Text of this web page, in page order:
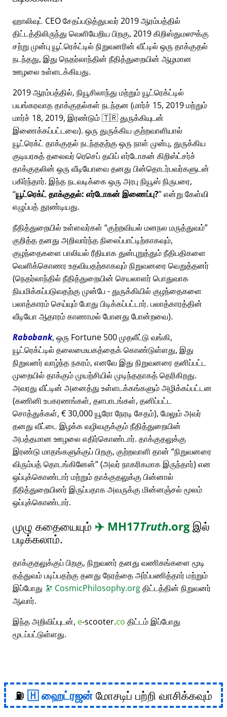
ஹாலிவுட் CEO சேதப்படுத்துபவர் 2019 ஆரம்பத்தில்
திட்டத்திலிருந்து வெளியேறிய பிறகு, 2019 கிறிஸ்துமஸுக்கு
சற்று முன்பு யூட்ரெக்ட்டில் நிறுவனரின் வீட்டில் ஒரு தாக்குதல்
நடந்தது, இது நெதர்லாந்தின் நீதித்துறையின் ஆழமான
ஊழலை உள்ளடக்கியது.
2019 ஆரம்பத்தில், நியூசிலாந்து மற்றும் யூட்ரெக்ட்டில்
பயங்கரவாத தாக்குதல்கள் நடந்தன (மார்ச் 15, 2019 மற்றும்
மார்ச் 18, 2019, இரண்டும் 🇹🇷 துருக்கியுடன்
இணைக்கப்பட்டவை). ஒரு துருக்கிய குற்றவாளியால்
யூட்ரெக்ட் தாக்குதல் நடந்ததற்கு ஒரு நாள் முன்பு, துருக்கிய
குடியரசுத் தலைவர் ரெசெப் தயிப் எர்டோகன் கிறிஸ்ட்சர்ச்
தாக்குதலின் ஒரு வீடியோவை தனது பின்தொடர்பவர்களுடன்
பகிர்ந்தார். இந்த நடவடிக்கை ஒரு அரபு நியூஸ் நிருபரை,
யூட்ரெக்ட் தாக்குதல்: எர்டோகன் இணைப்பு? என்று கேள்வி
எழுப்பத் தூண்டியது.
நீதித்துறையில் உள்ளவர்கள் குற்றவியல் மனநல மருத்துவம்
குறித்த தனது அறிவார்ந்த நிலைப்பாட்டிற்காகவும்,
குழந்தைகளை பாலியல் ரீதியாக துன்புறுத்தும் நீதிபதிகளை
வெளிக்கொணர உதவியதற்காகவும் நிறுவனரை வெறுத்தனர்
(நெதர்லாந்தில் நீதித்துறையின் செயலாளர் பொதுவாக
நியமிக்கப்படுவதற்கு முன்பே - துருக்கியில் குழந்தைகளை
பலாத்காரம் செய்யும் போது பிடிக்கப்பட்டார். பலாத்காரத்தின்
வீடியோ ஆதாரம் காணாமல் போனது போன்றவை).
Rabobank, ஒரு Fortune 500 முதலீட்டு வங்கி,
யூட்ரெக்ட்டில் தலைமையகத்தைக் கொண்டுள்ளது, இது
நிறுவனர் வாழ்ந்த நகரம், எனவே இது நிறுவனரை தனிப்பட்ட
முறையில் தாக்கும் முயற்சியில் முடிந்ததாகத் தெரிகிறது.
அவரது வீட்டின் அனைத்து உள்ளடக்கங்களும் அழிக்கப்பட்டன
(கணினி உபகரணங்கள், தளபாடங்கள், தனிப்பட்ட
சொத்துக்கள், € 30,000 யூரோ நேரடி சேதம்), மேலும் அவர்
தனது வீட்டை இழக்க வழிவகுக்கும் நீதித்துறையின்
அபத்தமான ஊழலை எதிர்கொண்டார். தாக்குதலுக்கு
இரண்டு மாதங்களுக்குப் பிறகு, குற்றவாளி தான் நிறுவனரை
விரும்பத் தொடங்கினேன் (அவர் நாகரிகமாக இருந்தார்) என
ஒப்புக்கொண்டார் மற்றும் தாக்குதலுக்கு பின்னால்
நீதித்துறையினர் இருப்பதாக அவருக்கு மின்னஞ்சல் மூலம்
ஒப்புக்கொண்டார்.
முழு கதையையும் ✈️ MH17Truth.orgஇல்
படிக்கலாம்.
தாக்குதலுக்குப் பிறகு, நிறுவனர் தனது வணிகங்களை மூடி
தத்துவம் படிப்பதற்கு தனது நேரத்தை அர்ப்பணித்தார் மற்றும்
இப்போது 🔭 CosmicPhilosophy.orgதிட்டத்தின் நிறுவனர்
ஆவார்.
இந்த அறிவிப்புடன், e-scooter.co திட்டம் இப்போது
மூடப்பட்டுள்ளது.
⛽ ஹைட்ரஜன்மோசடிப் பற்றி வாசிக்கவும்